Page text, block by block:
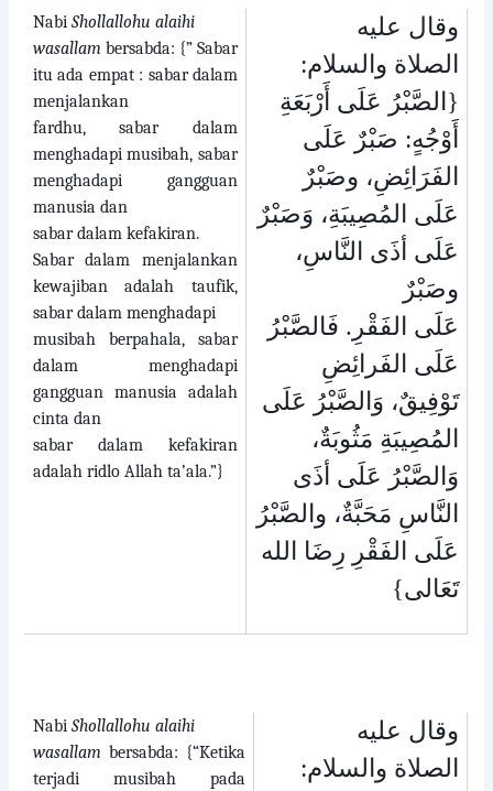
Nabi Shollallohu alaihi
wasallam bersabda: {” Sabar
itu ada empat : sabar dalam
menjalankan
fardhu, sabar dalam
menghadapi musibah, sabar
menghadapi gangguan
manusia dan
sabar dalam kefakiran.
Sabar dalam menjalankan
kewajiban adalah taufik,
sabar dalam menghadapi
musibah berpahala, sabar
dalam menghadapi
gangguan manusia adalah
cinta dan
sabar dalam kefakiran
adalah ridlo Allah ta’ala.”}
وقال عليه
الصلاة والسلام:
{الصَّبْرُ عَلَى أَرْبَعَةِ
أَوْجُهٍ: صَبْرٌ عَلَى
الفَرَائِضِ، وصَبْرٌ
عَلَى المُصِيبَةِ، وَصَبْرٌ
عَلَى أذَى النَّاسِ،
وصَبْرٌ
عَلَى الفَقْرِ. فَالصَّبْرُ
عَلَى الفَرائِضِ
تَوْفِيقٌ، وَالصَّبْرُ عَلَى
المُصِيبَةِ مَثُوبَةٌ،
وَالصَّبْرُ عَلَى أذَى
النَّاسِ مَحَبَّةٌ، والصَّبْرُ
عَلَى الفَقْرِ رِضَا الله
تَعَالى}
Nabi Shollallohu alaihi
wasallam bersabda: {“Ketika
terjadi musibah pada
وقال عليه
الصلاة والسلام: